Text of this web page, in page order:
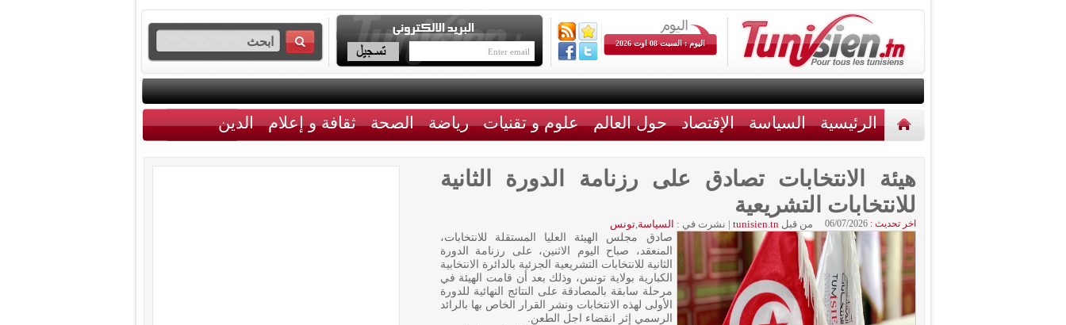
اليوم : السبت 08 اوت 2026
الرئيسية السياسة الإقتصاد حول العالم علوم و تقنيات رياضة الصحة ثقافة و إعلام الدين
هيئة الانتخابات تصادق على رزنامة الدورة الثانية
للانتخابات التشريعية
اخر تحديث : 06/07/2026 من قبلtunisien.tn
| نشرت في : السياسة,تونس
صادق مجلس الهيئة العليا المستقلة للانتخابات،
المنعقد، صباح اليوم الاثنين، على رزنامة الدورة
الثانية للانتخابات التشريعية الجزئية بالدائرة الانتخابية
الكبارية بولاية تونس، وذلك بعد أن قامت الهيئة في
مرحلة سابقة بالمصادقة على النتائج النهائية للدورة
الأولى لهذه الانتخابات ونشر القرار الخاص بها بالرائد
الرسمي إثر انقضاء اجل الطعن.